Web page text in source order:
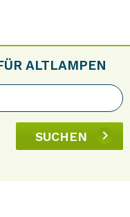
ALTLAMPEN
SUCHEN